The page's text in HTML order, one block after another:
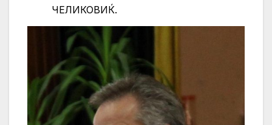
ЧЕЛИКОВИЌ.